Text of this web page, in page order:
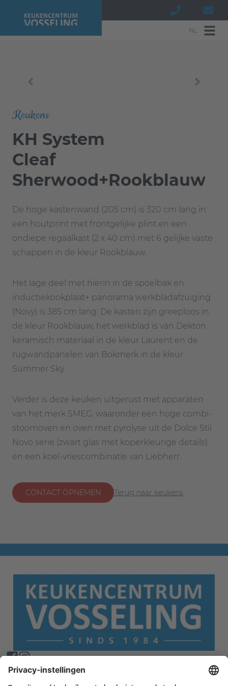
NL
Keukens
KH System
Cleaf
Sherwood+Rookblauw
De hoge kastenwand (205 cm) is 320 cm lang in
een houtprint met frontgelijke plint en een
ondiepe regaalkast (2 x 40 cm) met 6 gelijke vaste
schappen in de kleur Rookblauw.
Het lage deel met hierin in de spoelbak en
inductiekookplaat+ panorama werkbladafzuiging
(Novy) is 385 cm lang. De kasten zijn greeploos in
de kleur Rookblauw, het werkblad is van Dekton
keramisch materiaal in de kleur Laurent en de
rugwandpanelen van Bokmerk in de kleur
Summer Sky.
Verder is deze keuken uitgerust met apparaten
van het merk SMEG, waaronder een hoge combi-
stoomoven en oven met pyrolyse uit de Dolce Stil
Novo serie (zwart glas met koperkleurige details)
en een koel-vriescombinatie van Liebherr.
CONTACT OPNEMEN Terug naar keukens